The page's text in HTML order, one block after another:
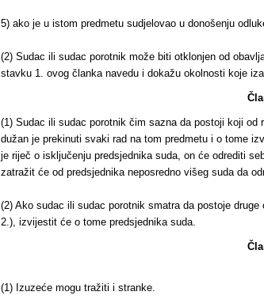
5) ako je u istom predmetu sudjelovao u donošenju
(2) Sudac ili sudac porotnik može biti otklonjen od
stavku 1. ovog članka navedu i dokažu okolnosti koje
(1) Sudac ili sudac porotnik čim sazna da postoji koji
dužan je prekinuti svaki rad na tom predmetu i o tome
je riječ o isključenju predsjednika suda, on će odrediti
zatražit će od predsjednika neposredno višeg suda da
(2) Ako sudac ili sudac porotnik smatra da postoje
2.), izvijestit će o tome predsjednika suda.
(1) Izuzeće mogu tražiti i stranke.